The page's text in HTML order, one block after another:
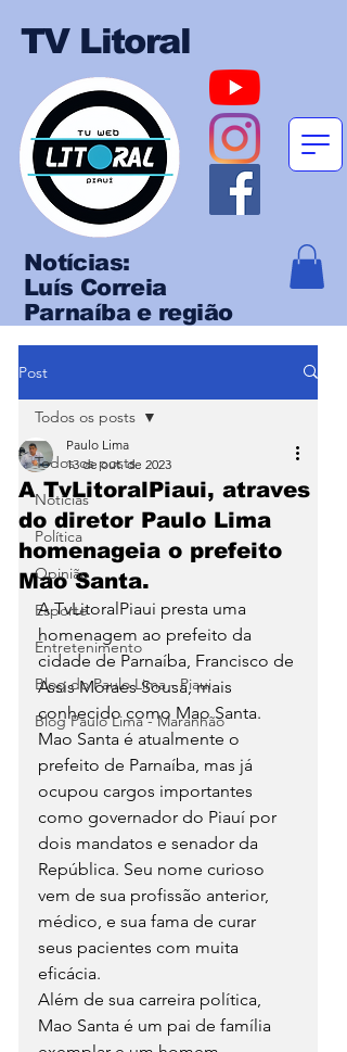
TV Litoral
Notícias:
Luís Correia
Parnaíba e região
Post
Todos os posts
Notícias
Política
Opinião
Esporte
Entretenimento
Blog do Paulo Lima - Piaui
Blog Paulo Lima - Maranhão
Todos os posts
A TvLitoralPiaui, atraves
do diretor Paulo Lima
homenageia o prefeito
Mao Santa.
Paulo Lima
13 de out. de 2023
A TvLitoralPiaui presta uma
homenagem ao prefeito da
cidade de Parnaíba, Francisco de
Assis Moraes Sousa, mais
conhecido como Mao Santa.
Mao Santa é atualmente o
prefeito de Parnaíba, mas já
ocupou cargos importantes
como governador do Piauí por
dois mandatos e senador da
República. Seu nome curioso
vem de sua profissão anterior,
médico, e sua fama de curar
seus pacientes com muita
eficácia.
Além de sua carreira política,
Mao Santa é um pai de família